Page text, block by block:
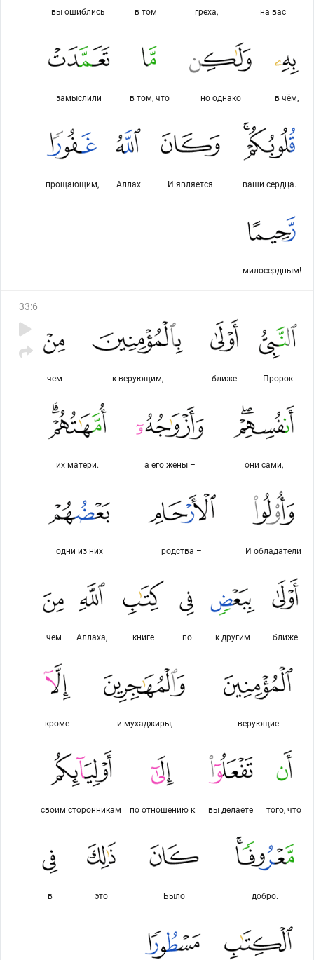
на вас
греха,
в том
вы ошиблись
в чём,
но однако
в том, что
замыслили
ваши сердца.
И является
Аллах
прощающим,
милосердным!
33:6
Пророк
ближе
к верующим,
чем
они сами,
а его жены –
их матери.
И обладатели
родства –
одни из них
ближе
к другим
по
книге
Аллаха,
чем
верующие
и мухаджиры,
кроме
того, что
вы делаете
по отношению к
своим сторонникам
добро.
Было
это
в